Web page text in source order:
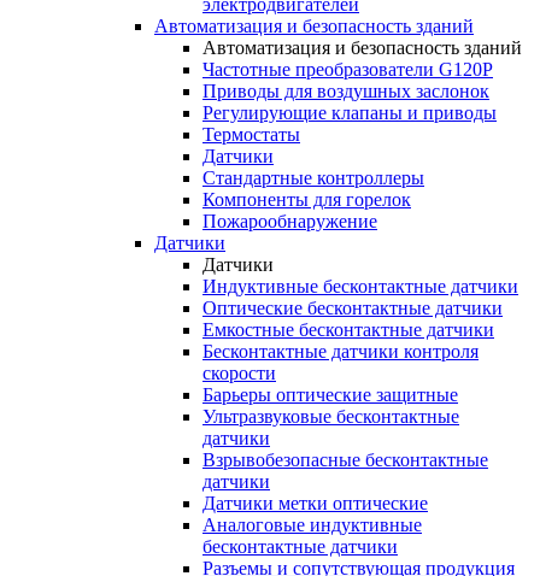
электродвигателей
Автоматизация и безопасность зданий
Автоматизация и безопасность зданий
Частотные преобразователи G120P
Приводы для воздушных заслонок
Регулирующие клапаны и приводы
Термостаты
Датчики
Стандартные контроллеры
Компоненты для горелок
Пожарообнаружение
Датчики
Датчики
Индуктивные бесконтактные датчики
Оптические бесконтактные датчики
Емкостные бесконтактные датчики
Бесконтактные датчики контроля
скорости
Барьеры оптические защитные
Ультразвуковые бесконтактные
датчики
Взрывобезопасные бесконтактные
датчики
Датчики метки оптические
Аналоговые индуктивные
бесконтактные датчики
Разъемы и сопутствующая продукция